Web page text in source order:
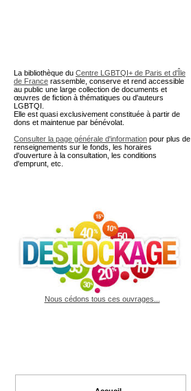
La bibliothèque du Centre LGBTQI+ de Paris et d'Île
de France rassemble, conserve et rend accessible
au public une large collection de documents et
œuvres de fiction à thématiques ou d'auteurs
LGBTQI.
Elle est quasi exclusivement constituée à partir de
dons et maintenue par bénévolat.
Consulter la page générale d'information pour plus de
renseignements sur le fonds, les horaires
d'ouverture à la consultation, les conditions
d'emprunt, etc.
Nous cédons tous ces ouvrages...